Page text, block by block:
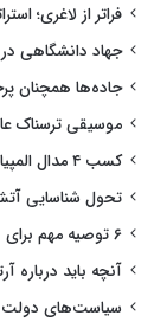
فراتر از لاغری؛
جهاد دانشگاهی
جاده‌ها همچنان
موسیقی ترسناک
کسب ۴ مدال المپیاد جهانی هوش مصنوعی برای ایران
تحول شناسایی
۶ توصیه مهم برای والدین پیش از بازگشایی مدارس
آنچه باید درباره
سیاست‌های دولت